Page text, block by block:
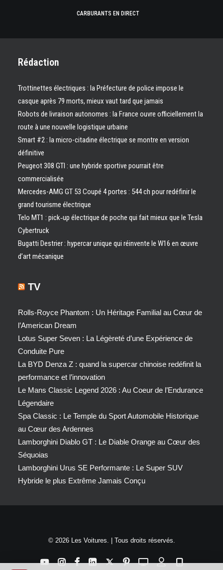
CARBURANTS EN DIRECT
Rédaction
Trottinettes électriques : la Préfecture de police impose le
casque après 79 morts, mieux vaut tard que jamais
Robots de livraison autonomes : la France ouvre officiellement la
route à une nouvelle logistique urbaine
Smart #2 : la micro-citadine électrique se montre en version
définitive
Peugeot 308 GTI : une hybride sportive pourrait être
commercialisée
Mercedes-AMG GT 53 Coupé 4 portes : 544 ch pour redéfinir le
grand tourisme électrique
Telo MT1 : pick‑up électrique de poche qui fait mieux que le Tesla
Cybertruck
Bugatti Destrier : hypercar unique qui réinvente le W16 en œuvre
d’art mécanique
TV
Rolls-Royce Phantom : Un Héritage Familial au Cœur de
l’American Dream
Lotus Super Seven : La Légèreté d’une Expérience de
Conduite Pure
La BYD Denza Z : quand la supercar chinoise redéfinit la
performance et l’innovation
Le Mans Classic Legend 2026 : Au Coeur de l’Endurance
Légendaire
Spa Classic : Le Temple du Sport Automobile Historique
au Cœur des Ardennes
Lamborghini Diablo GT : Le Diable Orange au Cœur des
Séquoias
Lamborghini Urus SE Performante : Le Super SUV
Hybride le plus Extrême Jamais Conçu
© 2026 Les Voitures. | Tous droits réservés.